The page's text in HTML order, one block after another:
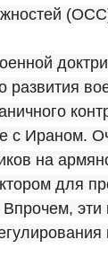
с Ираном.
на
для